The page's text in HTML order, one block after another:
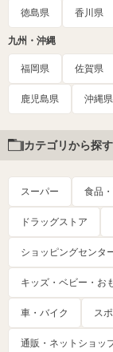
徳島県 香川県
九州・沖縄
福岡県 佐賀県
鹿児島県 沖縄県
カテゴリから探す
スーパー 食品
ドラッグストア
ショッピングセンタ
キッズ・ベビー・お
車・バイク ス
通販・ネットショッ